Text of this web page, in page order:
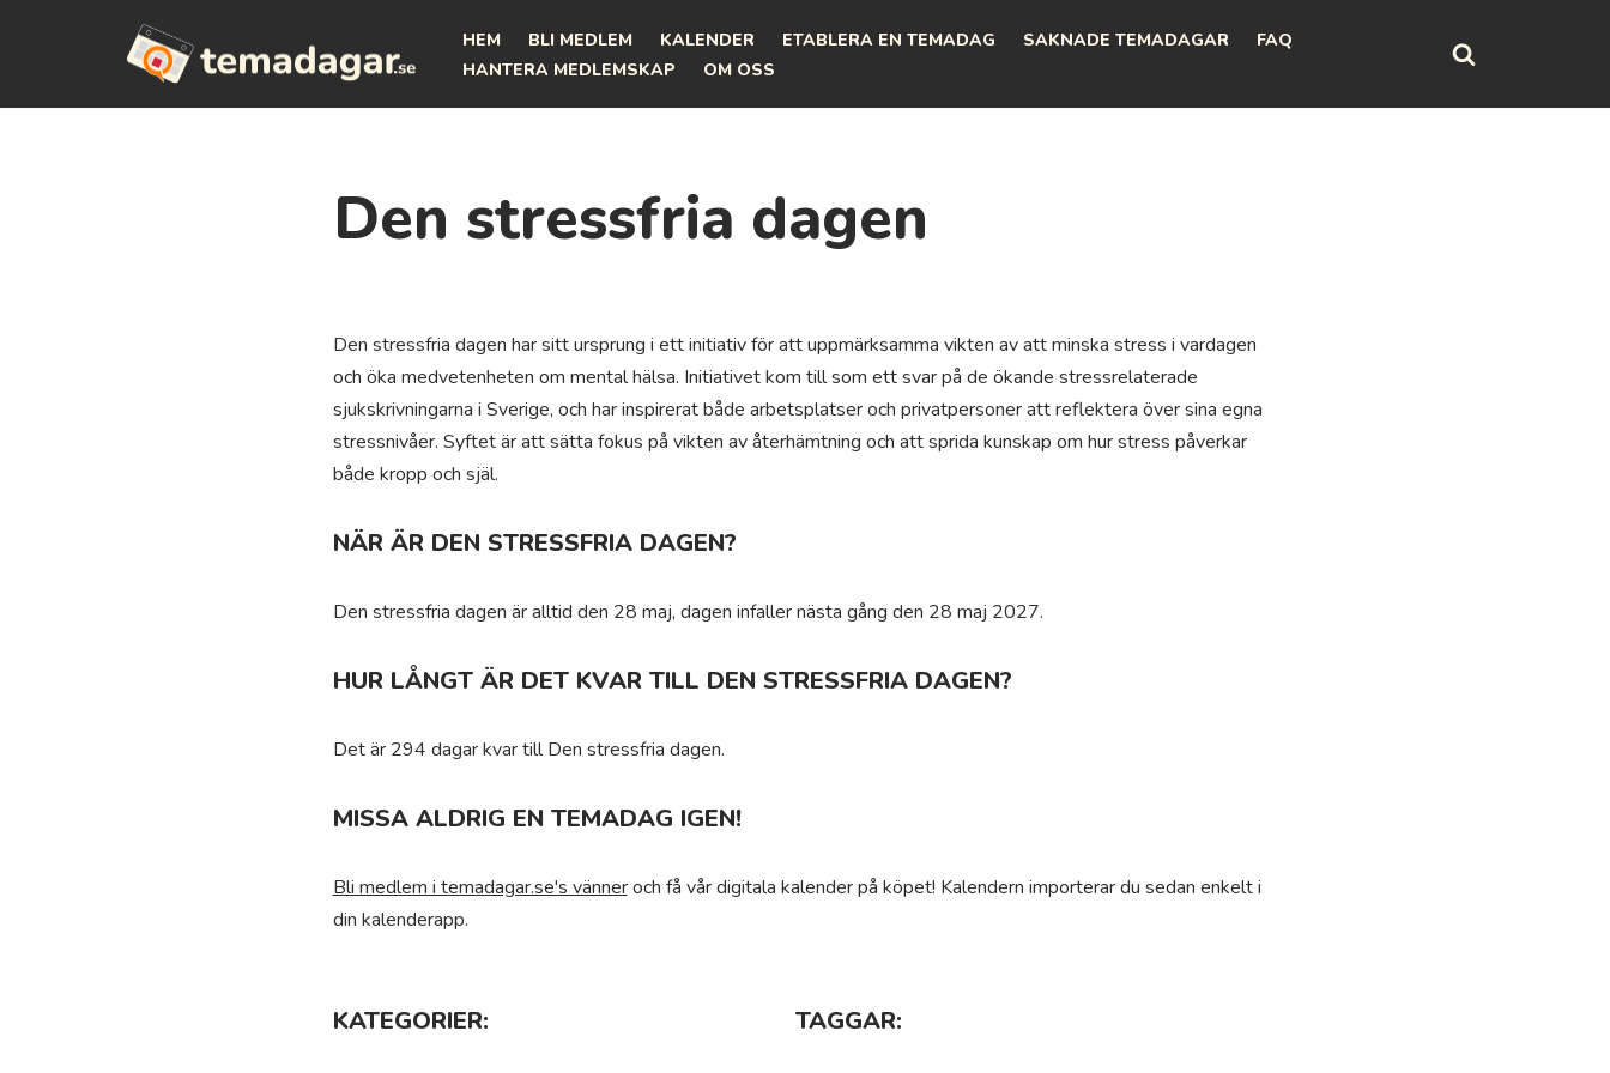
HEM BLI MEDLEM KALENDER ETABLERA EN TEMADAG SAKNADE TEMADAGAR
FAQ
HANTERA MEDLEMSKAP
OM OSS
Den stressfria dagen
Den stressfria dagen har sitt ursprung i ett initiativ för att uppmärksamma vikten av att minska stress i vardagen
och öka medvetenheten om mental hälsa. Initiativet kom till som ett svar på de ökande stressrelaterade
sjukskrivningarna i Sverige, och har inspirerat både arbetsplatser och privatpersoner att reflektera över sina egna
stressnivåer. Syftet är att sätta fokus på vikten av återhämtning och att sprida kunskap om hur stress påverkar
både kropp och själ.
NÄR ÄR DEN STRESSFRIA DAGEN?
Den stressfria dagen är alltid den 28 maj, dagen infaller nästa gång den 28 maj 2027.
HUR LÅNGT ÄR DET KVAR TILL DEN STRESSFRIA DAGEN?
Det är 294 dagar kvar till Den stressfria dagen.
MISSA ALDRIG EN TEMADAG IGEN!
Bli medlem i temadagar.se's vänneroch få vår digitala kalender på köpet! Kalendern importerar du sedan enkelt i
din kalenderapp.
KATEGORIER: TAGGAR: